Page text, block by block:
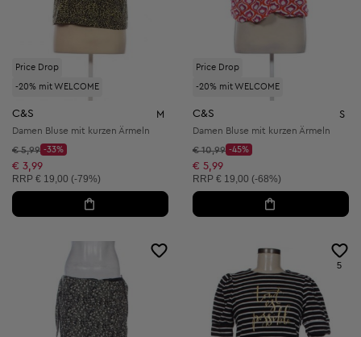
Price Drop
-20% mit WELCOME
C&S M
Damen Bluse mit kurzen Ärmeln
Startpreis:
€ 5,99
Discount Price:
-33%
Reduzierter Preis:
€ 3,99
Unverbindliche Preisempfehlung:
RRP € 19,00 (-79%)
Price Drop
-20% mit WELCOME
C&S S
Damen Bluse mit kurzen Ärmeln
Startpreis:
€ 10,99
Discount Price:
-45%
Reduzierter Preis:
€ 5,99
Unverbindliche Preisempfehlung:
RRP € 19,00 (-68%)
5